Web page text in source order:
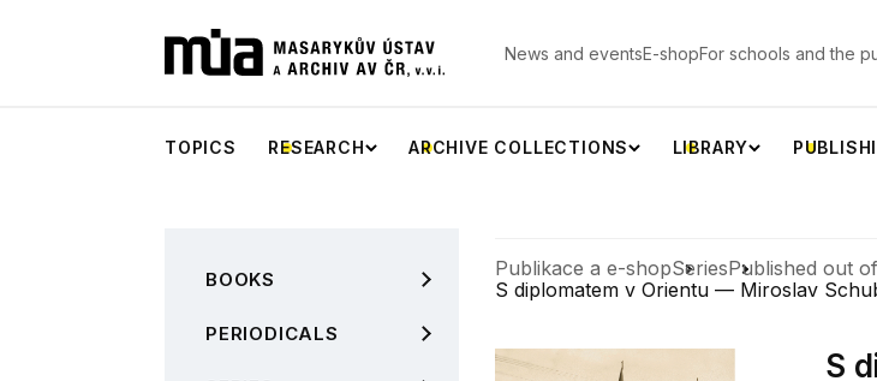
News and eventsE-shopFor schools and the
TOPICS RESEARCH ARCHIVE COLLECTIONS LIBRARY
BOOKS
PERIODICALS
Publikace a e-shopSeriesPublished out
S diplomatem v Orientu — Miroslav
S